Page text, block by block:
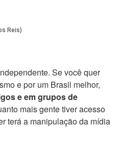
Se você quer
e por um Brasil melhor,
e em grupos de
mais gente tiver acesso
terá a manipulação da mídia